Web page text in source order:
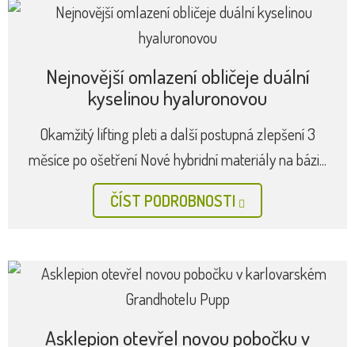
Posílení hlubokých svalů pánevního dna a
beder EMSELLA ve zvýhodněných
balíčcích
Pevné svaly jsou základem mladistvého vzhledu, ale i
celkového zdraví. Podle nejnovějších vědeckých studií
je potřeba při...